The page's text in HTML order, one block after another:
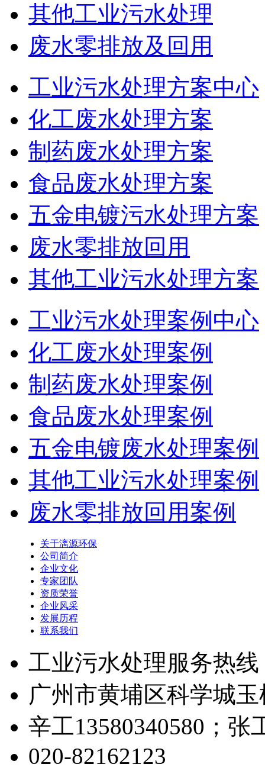
其他工业污水处理
废水零排放及回用
工业污水处理方案中心
化工废水处理方案
制药废水处理方案
食品废水处理方案
五金电镀污水处理方案
废水零排放回用
其他工业污水处理方案
工业污水处理案例中心
化工废水处理案例
制药废水处理案例
食品废水处理案例
五金电镀废水处理案例
其他工业污水处理案例
废水零排放回用案例
关于漓源环保
公司简介
企业文化
专家团队
资质荣誉
企业风采
发展历程
联系我们
工业污水处理服务热线
广州市黄埔区科学城
辛工13580340580；张
020-82162123